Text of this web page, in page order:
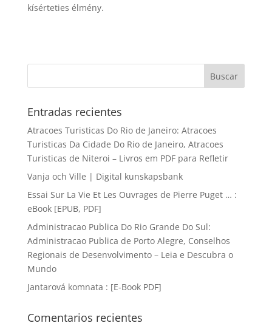
kísérteties élmény.
Entradas recientes
Atracoes Turisticas Do Rio de Janeiro: Atracoes
Turisticas Da Cidade Do Rio de Janeiro, Atracoes
Turisticas de Niteroi – Livros em PDF para Refletir
Vanja och Ville | Digital kunskapsbank
Essai Sur La Vie Et Les Ouvrages de Pierre Puget … :
eBook [EPUB, PDF]
Administracao Publica Do Rio Grande Do Sul:
Administracao Publica de Porto Alegre, Conselhos
Regionais de Desenvolvimento – Leia e Descubra o
Mundo
Jantarová komnata : [E-Book PDF]
Comentarios recientes